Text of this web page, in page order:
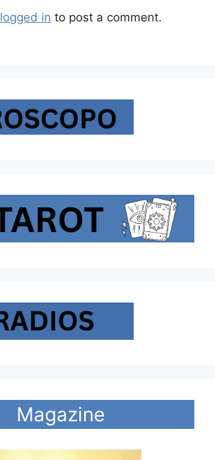
logged in to post a comment.
Magazine